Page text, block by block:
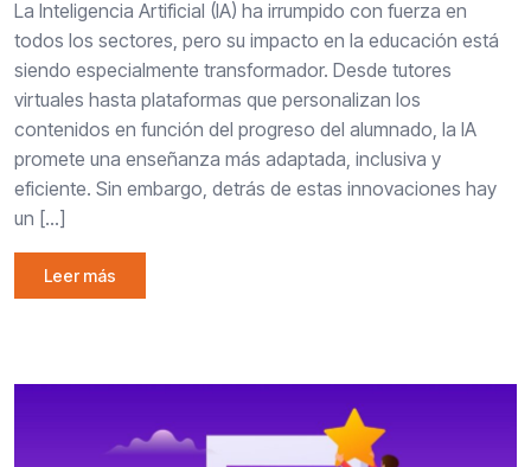
La Inteligencia Artificial (IA) ha irrumpido con fuerza en
todos los sectores, pero su impacto en la educación está
siendo especialmente transformador. Desde tutores
virtuales hasta plataformas que personalizan los
contenidos en función del progreso del alumnado, la IA
promete una enseñanza más adaptada, inclusiva y
eficiente. Sin embargo, detrás de estas innovaciones hay
un […]
Leer más